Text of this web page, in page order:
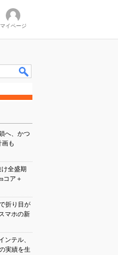
マイページ
へ、かつ
も
全盛期
コア＋
折り目が
マホの新
ンテル、
実績を生